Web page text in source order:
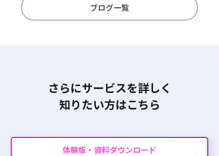
ブログ一覧
さらにサービスを詳しく
知りたい方はこちら
体験版・資料ダウンロード